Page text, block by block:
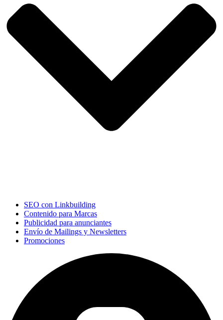
SEO con Linkbuilding
Contenido para Marcas
Publicidad para anunciantes
Envío de Mailings y Newsletters
Promociones